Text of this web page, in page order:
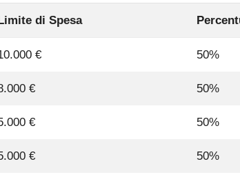
di Spesa
€ 50%
€ 50%
€ 50%
€ 50%